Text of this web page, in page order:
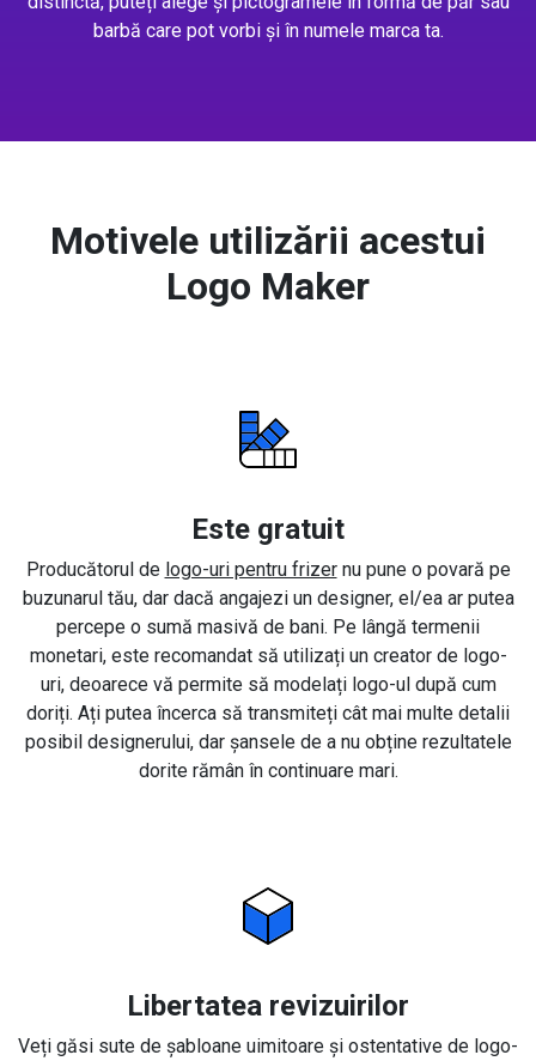
barbă care pot vorbi și în numele marca ta.
Motivele utilizării acestui
Logo Maker
Este gratuit
Producătorul de logo-uri pentru frizernu pune o povară pe
buzunarul tău, dar dacă angajezi un designer, el/ea ar putea
percepe o sumă masivă de bani. Pe lângă termenii
monetari, este recomandat să utilizați un creator de logo-
uri, deoarece vă permite să modelați logo-ul după cum
doriți. Ați putea încerca să transmiteți cât mai multe detalii
posibil designerului, dar șansele de a nu obține rezultatele
dorite rămân în continuare mari.
Libertatea revizuirilor
Veți găsi sute de șabloane uimitoare și ostentative de logo-